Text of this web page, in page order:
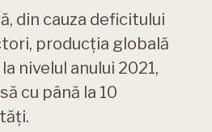
din cauza deficitului
producția globală
nivelul anului 2021,
cu până la 10